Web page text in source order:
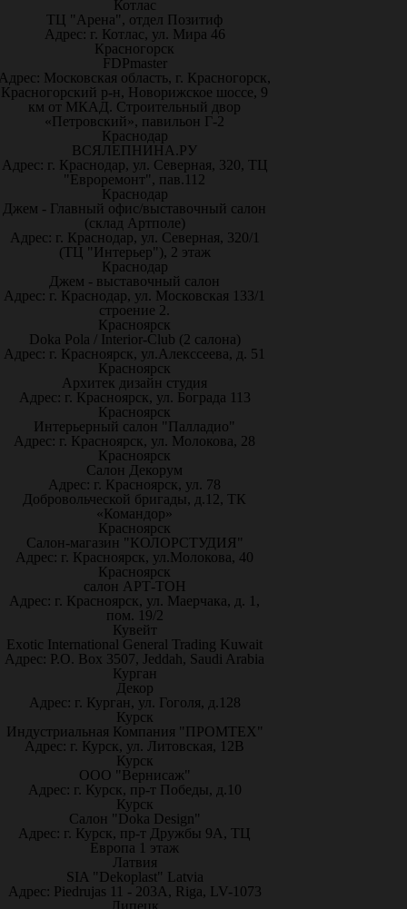
Котлас
ТЦ "Арена", отдел Позитиф
Адрес: г. Котлас, ул. Мира 46
Красногорск
FDPmaster
Московская область, г. Красногорск,
Красногорский р-н, Новорижское шоссе, 9
км от МКАД. Строительный двор
«Петровский», павильон Г-2
Краснодар
ВСЯЛЕПНИНА.РУ
Адрес: г. Краснодар, ул. Северная, 320, ТЦ
"Евроремонт", пав.112
Краснодар
Джем - Главный офис/выставочный салон
(склад Артполе)
Адрес: г. Краснодар, ул. Северная, 320/1
(ТЦ "Интерьер"), 2 этаж
Краснодар
Джем - выставочный салон
Адрес: г. Краснодар, ул. Московская 133/1
строение 2.
Красноярск
Doka Pola / Interior-Club (2 салона)
Адрес: г. Красноярск, ул.Алекссеева, д. 51
Красноярск
Архитек дизайн студия
Адрес: г. Красноярск, ул. Бограда 113
Красноярск
Интерьерный салон "Палладио"
Адрес: г. Красноярск, ул. Молокова, 28
Красноярск
Салон Декорум
Адрес: г. Красноярск, ул. 78
Добровольческой бригады, д.12, ТК
«Командор»
Красноярск
Салон-магазин "КОЛОРСТУДИЯ"
Адрес: г. Красноярск, ул.Молокова, 40
Красноярск
салон АРТ-ТОН
Адрес: г. Красноярск, ул. Маерчака, д. 1,
пом. 19/2
Кувейт
Exotic International General Trading Kuwait
Адрес: P.O. Box 3507, Jeddah, Saudi Arabia
Курган
Декор
Адрес: г. Курган, ул. Гоголя, д.128
Курск
Индустриальная Компания "ПРОМТЕХ"
Адрес: г. Курск, ул. Литовская, 12В
Курск
ООО "Вернисаж"
Адрес: г. Курск, пр-т Победы, д.10
Курск
Салон "Doka Design"
Адрес: г. Курск, пр-т Дружбы 9А, ТЦ
Европа 1 этаж
Латвия
SIA "Dekoplast" Latvia
Адрес: Piedrujas 11 - 203A, Riga, LV-1073
Липецк